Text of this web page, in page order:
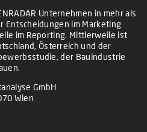
Unternehmen in mehr als
Entscheidungen im Marketing
im Reporting. Mittlerweile ist
Österreich und der
der Bauindustrie
GmbH
Wien